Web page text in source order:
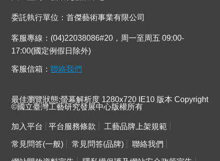
委託執行單位：首傑藝術事業有限公司
客服專線：(04)22038086#20，周一至周五 09:00-
17:00(國定例假日除外)
客服信箱： 聯絡我們
最佳瀏覽狀態:螢幕解析度 1280x720 IE10 版本 Copyright
©國立臺灣工藝研究發展中心版權所有
加入平台 平台服務條款 工藝品牌上架規範
常見問答(一般) 常見問答(品牌) 聯絡我們